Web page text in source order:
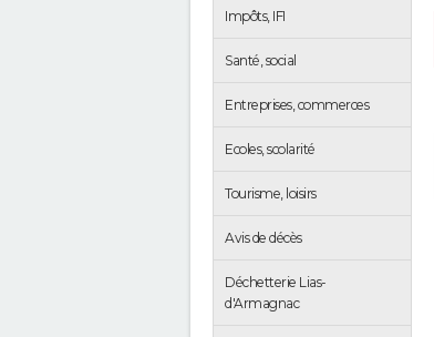
Impôts, IFI
Santé, social
Entreprises, commerces
Ecoles, scolarité
Tourisme, loisirs
Avis de décès
Déchetterie Lias-
d'Armagnac